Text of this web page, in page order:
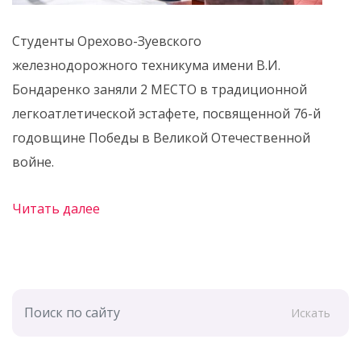
Студенты Орехово-Зуевского
железнодорожного техникума имени В.И.
Бондаренко заняли 2 МЕСТО в традиционной
легкоатлетической эстафете, посвященной 76-й
годовщине Победы в Великой Отечественной
войне.
Читать далее
Искать